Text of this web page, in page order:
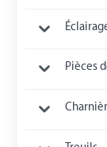
Pièces